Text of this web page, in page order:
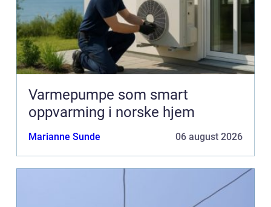
Varmepumpe som smart
oppvarming i norske hjem
Marianne Sunde 06 august 2026